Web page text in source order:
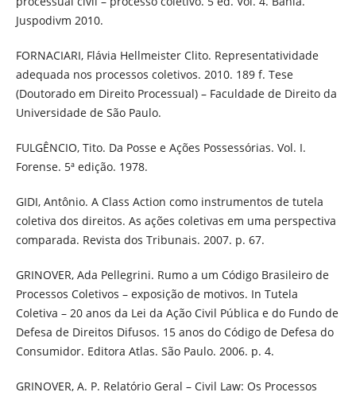
Juspodivm 2010.
FORNACIARI, Flávia Hellmeister Clito. Representatividade
adequada nos processos coletivos. 2010. 189 f. Tese
(Doutorado em Direito Processual) – Faculdade de Direito da
Universidade de São Paulo.
FULGÊNCIO, Tito. Da Posse e Ações Possessórias. Vol. I.
Forense. 5ª edição. 1978.
GIDI, Antônio. A Class Action como instrumentos de tutela
coletiva dos direitos. As ações coletivas em uma perspectiva
comparada. Revista dos Tribunais. 2007. p. 67.
GRINOVER, Ada Pellegrini. Rumo a um Código Brasileiro de
Processos Coletivos – exposição de motivos. In Tutela
Coletiva – 20 anos da Lei da Ação Civil Pública e do Fundo de
Defesa de Direitos Difusos. 15 anos do Código de Defesa do
Consumidor. Editora Atlas. São Paulo. 2006. p. 4.
GRINOVER, A. P. Relatório Geral – Civil Law: Os Processos